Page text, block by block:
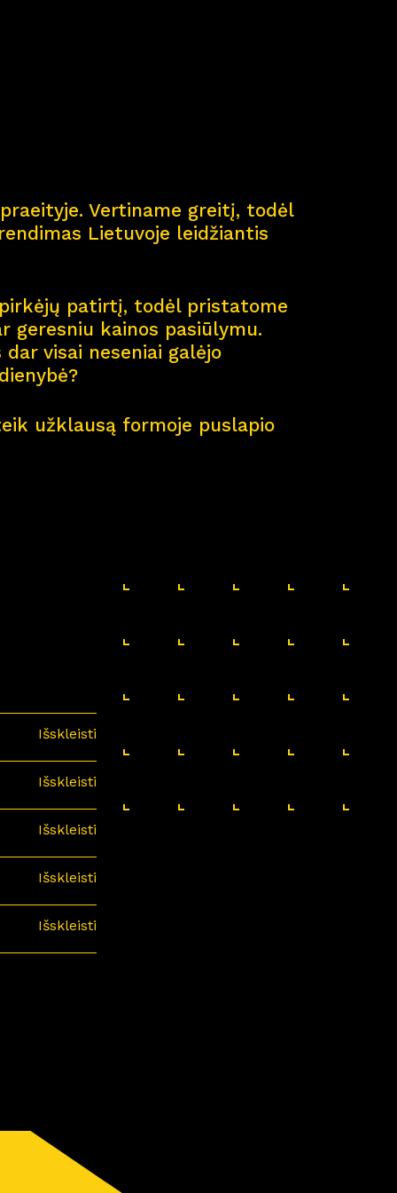
Vertiname greitį, todėl
Lietuvoje leidžiantis
patirtį, todėl pristatome
geresniu kainos pasiūlymu.
visai neseniai galėjo
užklausą formoje puslapio
Išskleisti
Išskleisti
Išskleisti
Išskleisti
Išskleisti